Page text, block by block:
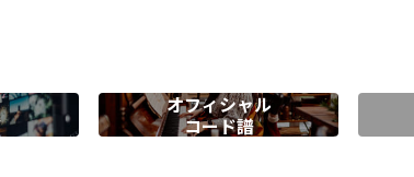
オフィシャル
コード譜